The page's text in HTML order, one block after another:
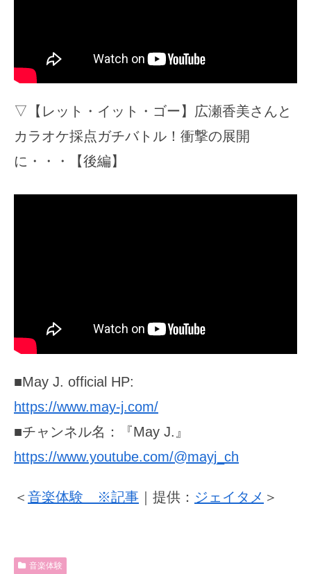
▽【レット・イット・ゴー】広瀬香美さんと
カラオケ採点ガチバトル！衝撃の展開
に・・・【後編】
■May J. official HP:
https://www.may-j.com/
■チャンネル名：『May J.』
https://www.youtube.com/@mayj_ch
＜ 音楽体験 ※記事 ｜提供： ジェイタメ ＞
音楽体験